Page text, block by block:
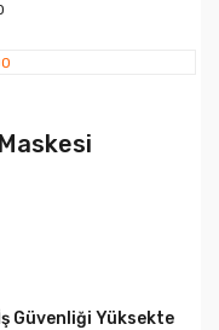
Güvenliği Yüksekte